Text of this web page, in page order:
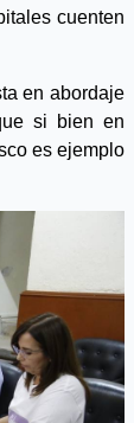
cuenten
en abordaje
si bien en
es ejemplo